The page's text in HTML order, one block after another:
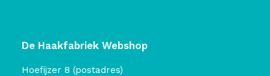
De Haakfabriek Webshop
Hoefijzer 8 (postadres)